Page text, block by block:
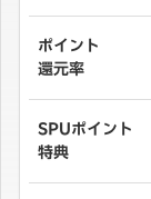
ポイント
還元率
SPUポイント
特典